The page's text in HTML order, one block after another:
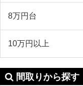
8万円台
10万円以上
間取りから探す